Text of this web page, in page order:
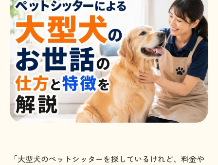
「大型犬のペットシッターを探しているけれど、料金や